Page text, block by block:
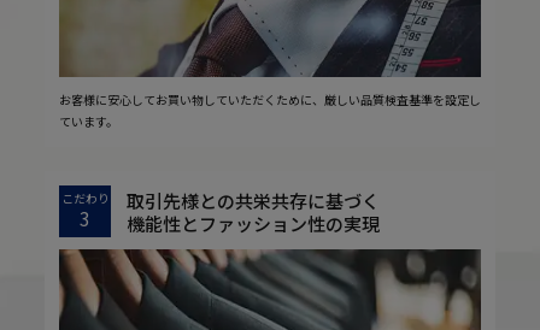
お客様に安心してお買い物していただくために、厳しい品質検査基準を設定し
ています。
こだわり
3
取引先様との共栄共存に基づく
機能性とファッション性の実現